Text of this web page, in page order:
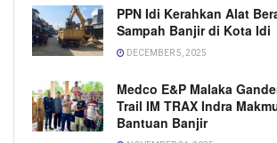
PPN Idi Kerahkan Alat
Sampah Banjir di Kota Idi
DECEMBER 5, 2025
Medco E&P Malaka
Trail IM TRAX Indra
Bantuan Banjir